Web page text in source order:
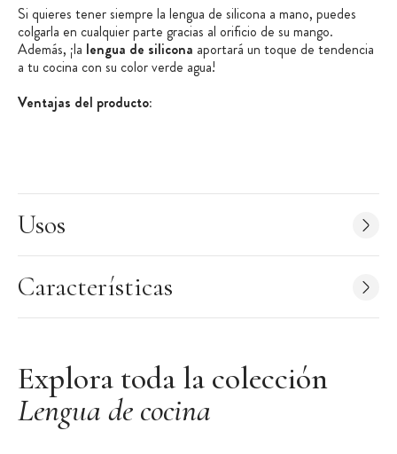
Si quieres tener siempre la lengua de silicona a mano, puedes
colgarla en cualquier parte gracias al orificio de su mango.
Además, ¡la lengua de silicona aportará un toque de tendencia
a tu cocina con su color verde agua!
Ventajas del producto:
Características de la Lengua de Cocina:
Lengua de Silicona
Material: silicona apta para el contacto con alimentos
Color: verde agua
Mantenimiento: antes del primer uso, lava la lengua de cocina
con agua caliente y sécala. Después de cada uso, lávala y
sécala.
Colección: Funfetti
Usos
Características
Explora toda la colección
Lengua de cocina